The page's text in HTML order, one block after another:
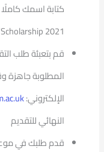
Scholarship 2021”
قم بتعبئة طلب
المطلوبة جاهزة
الإلكتروني:
النهائي للتقديم
قدم طلبك في موعد